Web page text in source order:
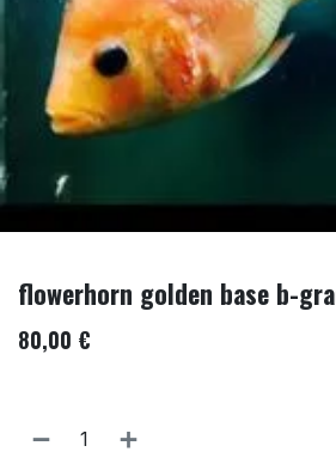
flowerhorn golden base b-
80,00 €